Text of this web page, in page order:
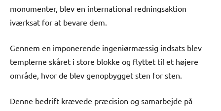
monumenter, blev en international redningsaktion
iværksat for at bevare dem.
Gennem en imponerende ingeniørmæssig indsats blev
templerne skåret i store blokke og flyttet til et højere
område, hvor de blev genopbygget sten for sten.
Denne bedrift krævede præcision og samarbejde på